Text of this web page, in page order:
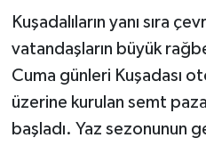
Kuşadalıların yanı sıra
vatandaşların büyük
Cuma günleri Kuşadası
üzerine kurulan semt
başladı. Yaz sezonunun